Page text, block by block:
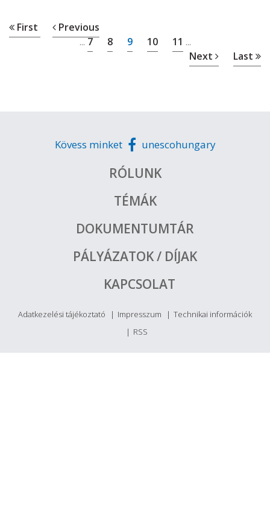
First Previous
... 7 8 9 10 11 ...
Next Last
Kövess minket unescohungary
RÓLUNK
TÉMÁK
DOKUMENTUMTÁR
PÁLYÁZATOK / DÍJAK
KAPCSOLAT
Adatkezelési tájékoztató Impresszum
Technikai információk
RSS